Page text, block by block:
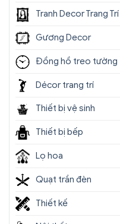
Tranh Decor Trang Trí
Gương Decor
Đồng hồ treo tường
Décor trang trí
Thiết bị vệ sinh
Thiết bị bếp
Lọ hoa
Quạt trần đèn
Thiết kế